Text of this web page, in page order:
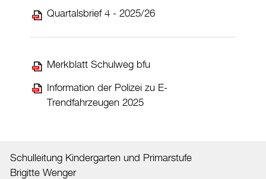
Quartalsbrief 4 - 2025/26
Merkblatt Schulweg bfu
Information der Polizei zu E-
Trendfahrzeugen 2025
Schulleitung Kindergarten und Primarstufe
Brigitte Wenger